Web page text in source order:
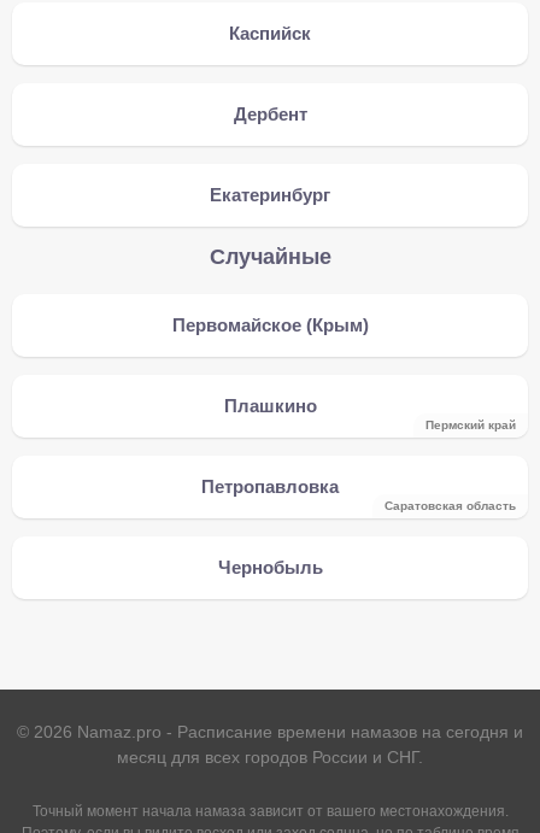
Каспийск
Дербент
Екатеринбург
Случайные
Первомайское (Крым)
Плашкино
Пермский край
Петропавловка
Саратовская область
Чернобыль
© 2026 Namaz.pro - Расписание времени намазов на сегодня и
месяц для всех городов России и СНГ.
Точный момент начала намаза зависит от вашего местонахождения.